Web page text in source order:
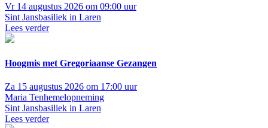
Vr 14 augustus 2026 om 09:00 uur
Sint Jansbasiliek in Laren
Lees verder
Hoogmis met Gregoriaanse Gezangen
Za 15 augustus 2026 om 17:00 uur
Maria Tenhemelopneming
Sint Jansbasiliek in Laren
Lees verder